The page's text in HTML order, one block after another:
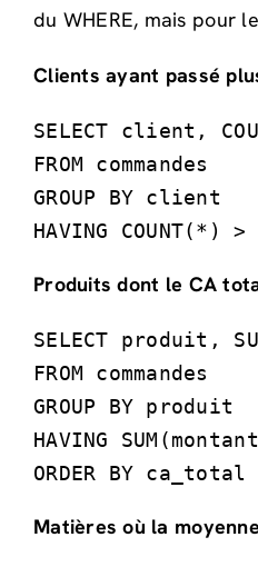
du WHERE, mais pour
Clients ayant passé
SELECT client,
FROM commandes
GROUP BY client
HAVING COUNT(*) >
Produits dont le CA
SELECT produit,
FROM commandes
GROUP BY produit
HAVING
ORDER BY ca_total
Matières où la